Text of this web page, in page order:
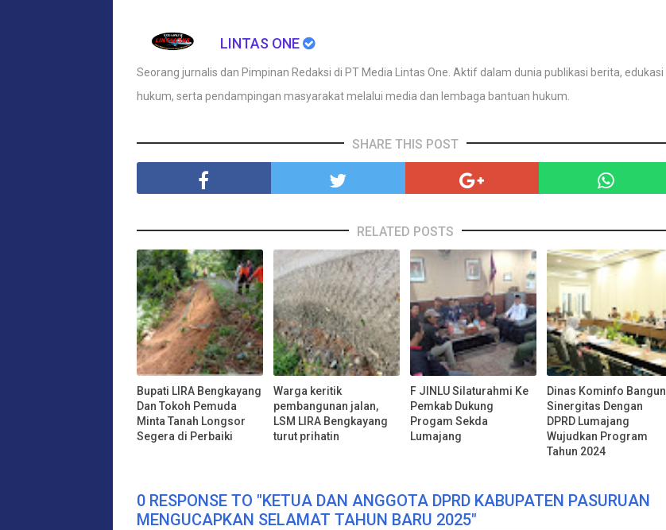
LINTAS ONE
Seorang jurnalis dan Pimpinan Redaksi di PT Media Lintas One. Aktif dalam dunia publikasi berita, edukasi
hukum, serta pendampingan masyarakat melalui media dan lembaga bantuan hukum.
SHARE THIS POST
RELATED POSTS
Bupati LIRA Bengkayang
Dan Tokoh Pemuda
Minta Tanah Longsor
Segera di Perbaiki
Warga keritik
pembangunan jalan,
LSM LIRA Bengkayang
turut prihatin
F JINLU Silaturahmi Ke
Pemkab Dukung
Progam Sekda
Lumajang
Dinas Kominfo Bangun
Sinergitas Dengan
DPRD Lumajang
Wujudkan Program
Tahun 2024
0 RESPONSE TO "KETUA DAN ANGGOTA DPRD KABUPATEN PASURUAN
MENGUCAPKAN SELAMAT TAHUN BARU 2025"